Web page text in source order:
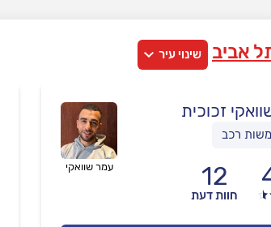
אביב שינוי עיר
זכוכית
רכב
12
חוות דעת
עמר שוואקי